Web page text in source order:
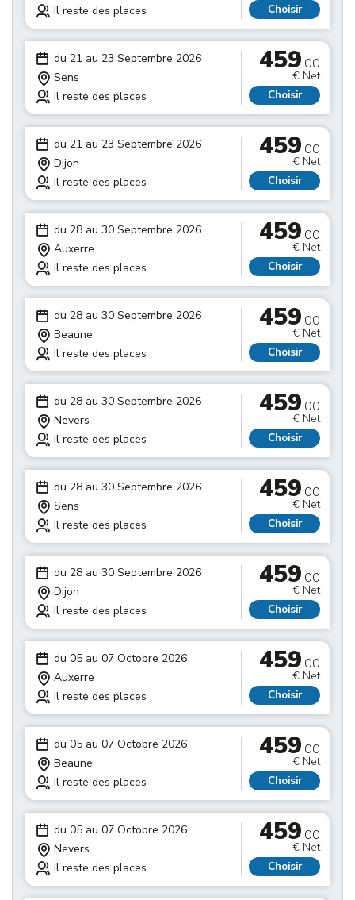
Il reste des places
Choisir
du 21 au 23 Septembre 2026
Sens
Il reste des places
459.00
€ Net
Choisir
du 21 au 23 Septembre 2026
Dijon
Il reste des places
459.00
€ Net
Choisir
du 28 au 30 Septembre 2026
Auxerre
Il reste des places
459.00
€ Net
Choisir
du 28 au 30 Septembre 2026
Beaune
Il reste des places
459.00
€ Net
Choisir
du 28 au 30 Septembre 2026
Nevers
Il reste des places
459.00
€ Net
Choisir
du 28 au 30 Septembre 2026
Sens
Il reste des places
459.00
€ Net
Choisir
du 28 au 30 Septembre 2026
Dijon
Il reste des places
459.00
€ Net
Choisir
du 05 au 07 Octobre 2026
Auxerre
Il reste des places
459.00
€ Net
Choisir
du 05 au 07 Octobre 2026
Beaune
Il reste des places
459.00
€ Net
Choisir
du 05 au 07 Octobre 2026
Nevers
Il reste des places
459.00
€ Net
Choisir